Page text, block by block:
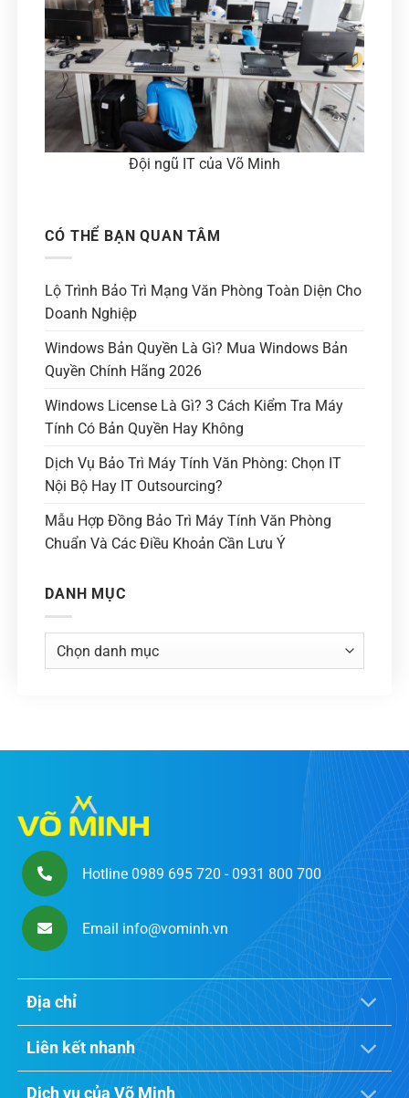
Đội ngũ IT của Võ Minh
CÓ THỂ BẠN QUAN TÂM
Lộ Trình Bảo Trì Mạng Văn Phòng Toàn Diện Cho
Doanh Nghiệp
Windows Bản Quyền Là Gì? Mua Windows Bản
Quyền Chính Hãng 2026
Windows License Là Gì? 3 Cách Kiểm Tra Máy
Tính Có Bản Quyền Hay Không
Dịch Vụ Bảo Trì Máy Tính Văn Phòng: Chọn IT
Nội Bộ Hay IT Outsourcing?
Mẫu Hợp Đồng Bảo Trì Máy Tính Văn Phòng
Chuẩn Và Các Điều Khoản Cần Lưu Ý
DANH MỤC
Danh
Hotline 0989 695 720 - 0931 800 700
Email info@vominh.vn
Địa chỉ
Liên kết nhanh
Dịch vụ của Võ Minh